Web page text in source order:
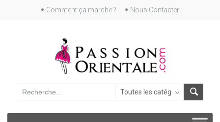
Skip
Comment ça marche ? Nous Contacter